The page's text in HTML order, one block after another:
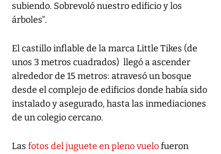
subiendo. Sobrevoló nuestro edificio y los
árboles".
El castillo inflable de la marca Little Tikes (de
unos 3 metros cuadrados) llegó a ascender
alrededor de 15 metros: atravesó un bosque
desde el complejo de edificios donde había sido
instalado y asegurado, hasta las inmediaciones
de un colegio cercano.
Las fotos del juguete en pleno vuelofueron